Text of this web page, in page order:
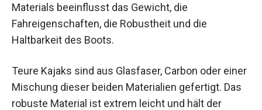
Materials beeinflusst das Gewicht, die
Fahreigenschaften, die Robustheit und die
Haltbarkeit des Boots.
Teure Kajaks sind aus Glasfaser, Carbon oder einer
Mischung dieser beiden Materialien gefertigt. Das
robuste Material ist extrem leicht und hält der